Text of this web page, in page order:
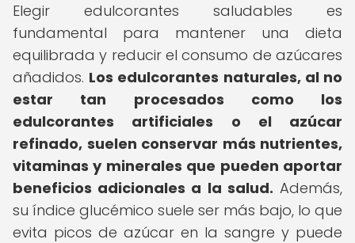
Elegir edulcorantes saludables es
fundamental para mantener una dieta
equilibrada y reducir el consumo de azúcares
añadidos. Los edulcorantes naturales, al no
estar tan procesados como los
edulcorantes artificiales o el azúcar
refinado, suelen conservar más nutrientes,
vitaminas y minerales que pueden aportar
beneficios adicionales a la salud. Además,
su índice glucémico suele ser más bajo, lo que
evita picos de azúcar en la sangre y puede